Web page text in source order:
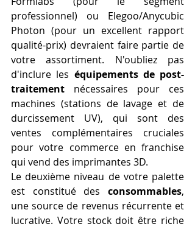
professionnel) ou Elegoo/Anycubic
Photon (pour un excellent rapport
qualité-prix) devraient faire partie de
votre assortiment. N'oubliez pas
d'inclure les équipements de post-
traitement nécessaires pour ces
machines (stations de lavage et de
durcissement UV), qui sont des
ventes complémentaires cruciales
pour votre commerce en franchise
qui vend des imprimantes 3D.
Le deuxième niveau de votre palette
est constitué des consommables,
une source de revenus récurrente et
lucrative. Votre stock doit être riche